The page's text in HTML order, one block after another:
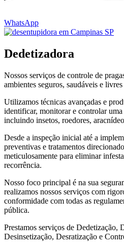
WhatsApp
Dedetizadora
Nossos serviços de controle de
ambientes seguros, saudáveis e
Utilizamos técnicas avançadas e
identificar, monitorar e controlar uma
incluindo insetos, roedores,
Desde a inspeção inicial até a
preventivas e tratamentos
meticulosamente para eliminar
recorrência.
Nosso foco principal é na sua
realizamos nossos serviços com
conformidade com todas as
pública.
Prestamos serviços de Dedetização,
Desinsetização, Desratização e